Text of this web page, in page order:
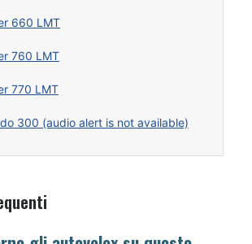
660 LMT
760 LMT
770 LMT
300 (audio alert is not available)